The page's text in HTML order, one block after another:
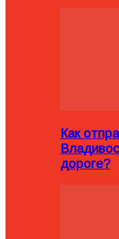
Как
дороге?